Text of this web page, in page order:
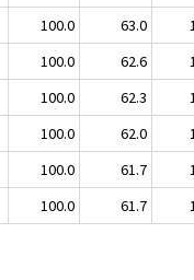
100.0 63.0
100.0 62.6
100.0 62.3
100.0 62.0
100.0 61.7
100.0 61.7